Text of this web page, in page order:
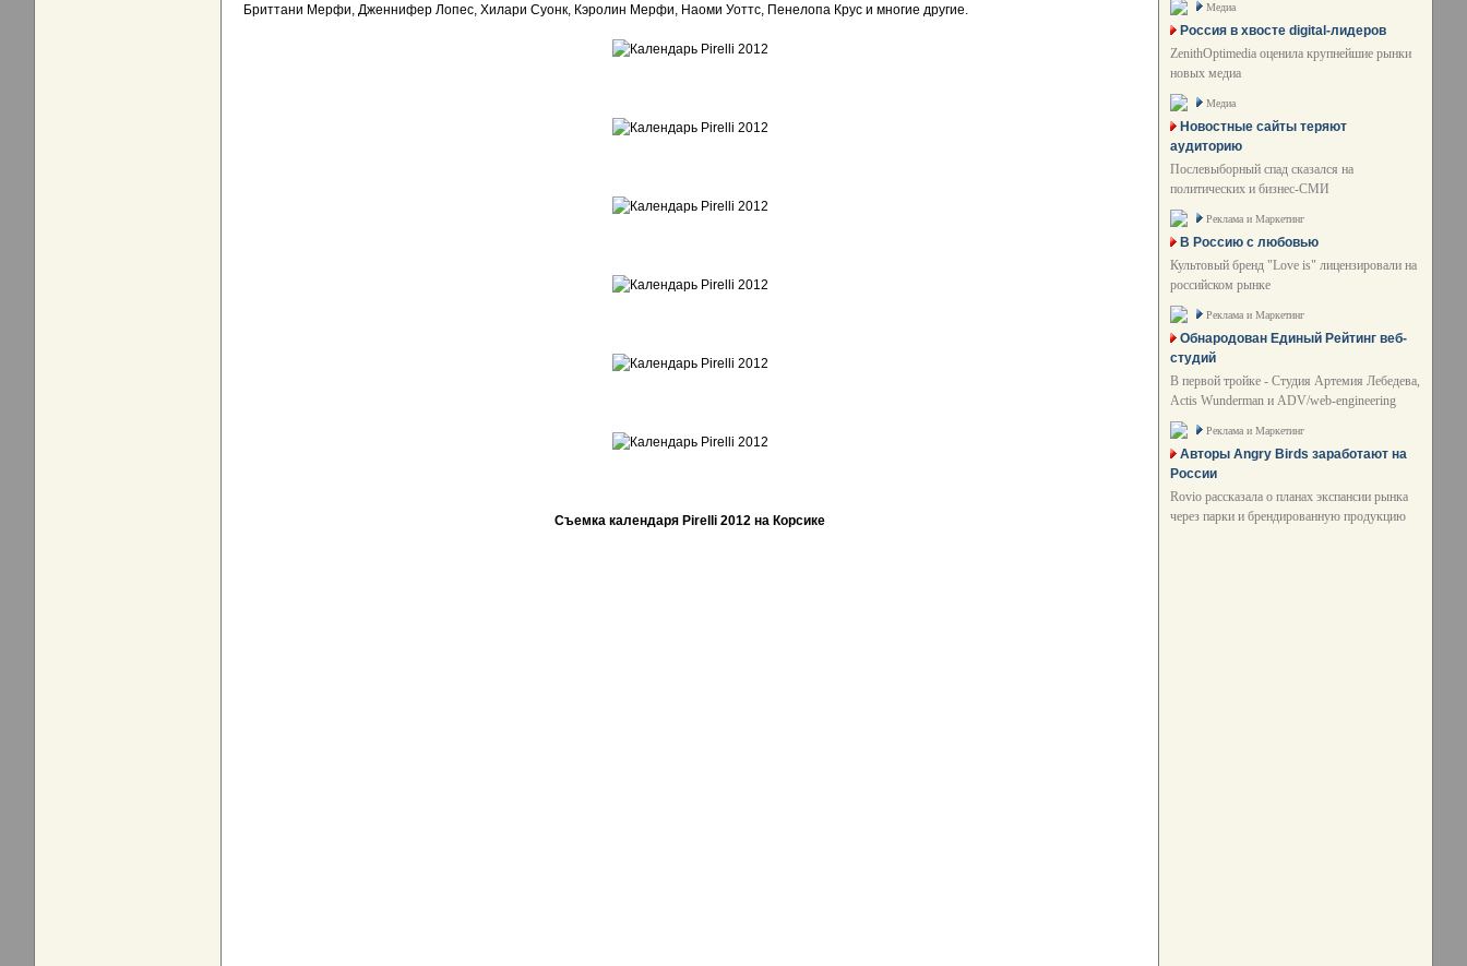
Бриттани Мерфи, Дженнифер Лопес, Хилари Суонк, Кэролин Мерфи, Наоми Уоттс, Пенелопа Крус и многие другие.
Съемка календаря Pirelli 2012 на Корсике
Медиа
Россия в хвосте digital-лидеров
ZenithOptimedia оценила крупнейшие рынки
новых медиа
Медиа
Новостные сайты теряют
аудиторию
Послевыборный спад сказался на
политических и бизнес-СМИ
Реклама и Маркетинг
В Россию с любовью
Культовый бренд "Love is" лицензировали на
российском рынке
Реклама и Маркетинг
Обнародован Единый Рейтинг веб-
студий
В первой тройке - Студия Артемия Лебедева,
Actis Wunderman и ADV/web-engineering
Реклама и Маркетинг
Авторы Angry Birds заработают на
России
Rovio рассказала о планах экспансии рынка
через парки и брендированную продукцию